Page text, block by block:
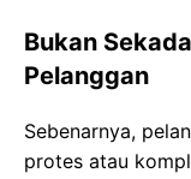
Bukan
Pelanggan
Sebenarnya,
protes atau